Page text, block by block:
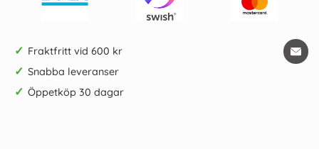
✓ Fraktfritt vid 600 kr
✓ Snabba leveranser
✓ Öppetköp 30 dagar